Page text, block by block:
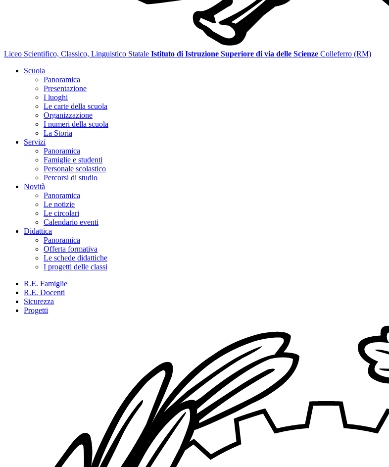
Liceo Scientifico, Classico, Linguistico Statale Istituto di Istruzione Superiore di via delle Scienze Colleferro (RM)
Scuola
Panoramica
Presentazione
I luoghi
Le carte della scuola
Organizzazione
I numeri della scuola
La Storia
Servizi
Panoramica
Famiglie e studenti
Personale scolastico
Percorsi di studio
Novità
Panoramica
Le notizie
Le circolari
Calendario eventi
Didattica
Panoramica
Offerta formativa
Le schede didattiche
I progetti delle classi
R.E. Famiglie
R.E. Docenti
Sicurezza
Progetti